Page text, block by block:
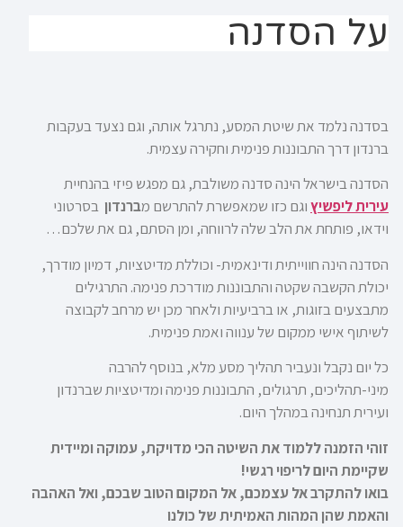
על הסדנה
בסדנה נלמד את שיטת המסע, נתרגל אותה, וגם נצעד בעקבות
ברנדון דרך התבוננות פנימית וחקירה עצמית.
הסדנה בישראל הינה סדנה משולבת, גם מפגש פיזי בהנחיית
עירית ליפשיץוגם כזו שמאפשרת להתרשם מ ברנדוןבסרטוני
וידאו, פותחת את הלב שלה לרווחה, ומן הסתם, גם את שלכם…
הסדנה הינה חווייתית ודינאמית- וכוללת מדיטציות, דמיון מודרך,
יכולת הקשבה שקטה והתבוננות מודרכת פנימה. התרגילים
מתבצעים בזוגות, או ברביעיות ולאחר מכן יש מרחב לקבוצה
לשיתוף אישי ממקום של ענווה ואמת פנימית.
כל יוםנקבל ונעביר תהליך מסע מלא, בנוסף להרבה
מיני-תהליכים, תרגולים, התבוננות פנימה ומדיטציות שברנדון
ועירית תנחינה במהלך היום.
זוהי הזמנה ללמוד את השיטה הכי מדויקת, עמוקה ומיידית
שקיימת היום לריפוי רגשי!
בואו להתקרב אל עצמכם, אל המקום הטוב שבכם, ואל האהבה
והאמת שהן המהות האמיתית של כולנו